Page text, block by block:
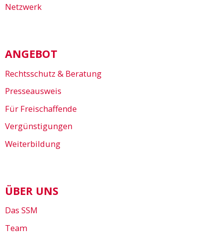
Netzwerk
ANGEBOT
Rechtsschutz & Beratung
Presseausweis
Für Freischaffende
Vergünstigungen
Weiterbildung
ÜBER UNS
Das SSM
Team